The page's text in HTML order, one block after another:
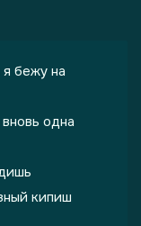
бежу на
одна
кипиш